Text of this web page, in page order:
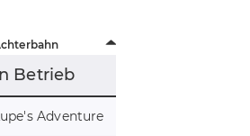
Betrieb
Adventure